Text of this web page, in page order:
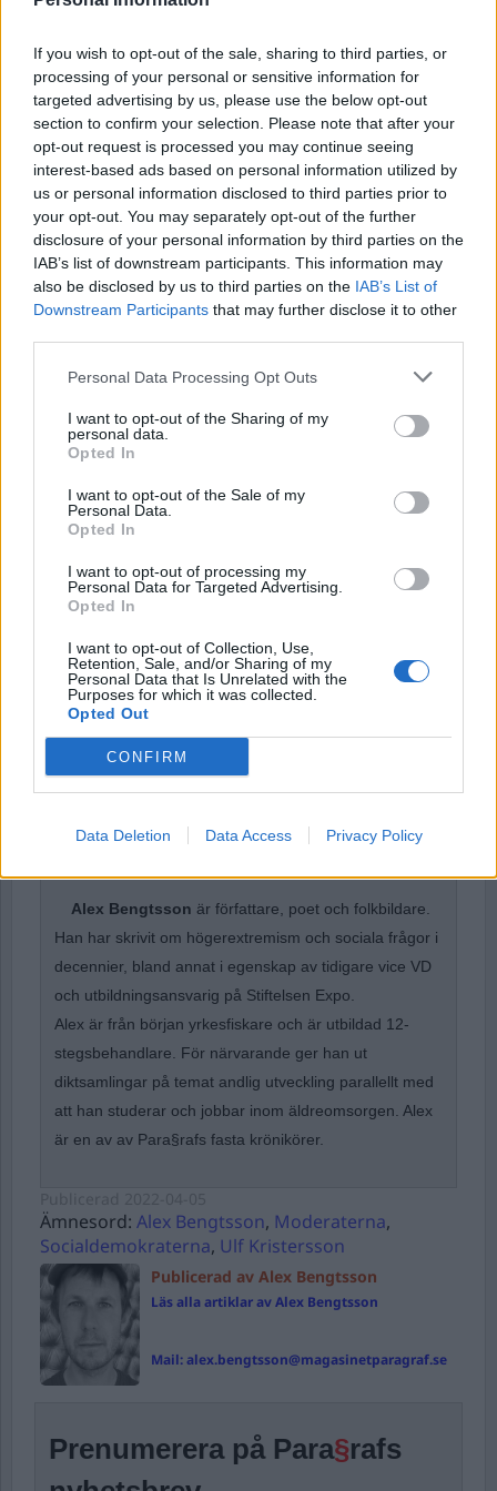
If you wish to opt-out of the sale, sharing to third parties, or
processing of your personal or sensitive information for
targeted advertising by us, please use the below opt-out
section to confirm your selection. Please note that after your
opt-out request is processed you may continue seeing
interest-based ads based on personal information utilized by
us or personal information disclosed to third parties prior to
your opt-out. You may separately opt-out of the further
disclosure of your personal information by third parties on the
IAB’s list of downstream participants. This information may
also be disclosed by us to third parties on the IAB’s List of
Downstream Participants that may further disclose it to other
Personal Data Processing Opt Outs
I want to opt-out of the Sharing of my
personal data.
Opted In
I want to opt-out of the Sale of my
Personal Data.
Opted In
I want to opt-out of processing my
Personal Data for Targeted Advertising.
Opted In
I want to opt-out of Collection, Use,
Retention, Sale, and/or Sharing of my
Personal Data that Is Unrelated with the
Purposes for which it was collected.
Opted Out
CONFIRM
Data Deletion Data Access Privacy Policy
föräldrars möjligheter att vara mer med sina
barn som ska nedprioriteras istället för höjda
skatter på städhjälp och köksrenoveringar.
Alliansen (kommer någon ihåg den?) hade
strategi som kallades för att triangulera. Det gick
ut på at...
Börja prenumerera för att läsa detta innehåll.
Starta din prenumerationhär
Eller logga in på ditt konto nedan:
Username or E-mail
Password
Remember Me
Forgot Password
Alex Bengtsson är författare, poet och folkbildare.
Han har skrivit om högerextremism och sociala frågor i
decennier, bland annat i egenskap av tidigare vice VD
och utbildningsansvarig på Stiftelsen Expo.
Alex är från början yrkesfiskare och är utbildad 12-
stegsbehandlare. För närvarande ger han ut
diktsamlingar på temat andlig utveckling parallellt med
att han studerar och jobbar inom äldreomsorgen. Alex
är en av av Para§rafs fasta krönikörer.
Ämnesord: Alex Bengtsson, Moderaterna,
Socialdemokraterna, Ulf Kristersson
Publicerad av Alex Bengtsson
Läs alla artiklar av Alex Bengtsson
Mail:alex.bengtsson@magasinetparagraf.se
Prenumerera på Para§rafs